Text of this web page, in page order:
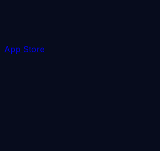
App Store